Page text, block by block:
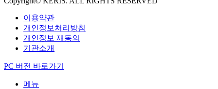
이용약관
개인정보처리방침
개인정보 재동의
기관소개
PC 버전 바로가기
메뉴